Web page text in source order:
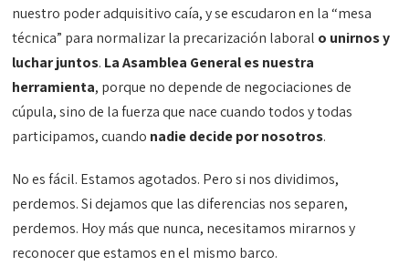
nuestro poder adquisitivo caía, y se escudaron en la “mesa
técnica” para normalizar la precarización laboral o unirnos y
luchar juntos. La Asamblea General es nuestra
herramienta, porque no depende de negociaciones de
cúpula, sino de la fuerza que nace cuando todos y todas
participamos, cuando nadie decide por nosotros.
No es fácil. Estamos agotados. Pero si nos dividimos,
perdemos. Si dejamos que las diferencias nos separen,
perdemos. Hoy más que nunca, necesitamos mirarnos y
reconocer que estamos en el mismo barco.